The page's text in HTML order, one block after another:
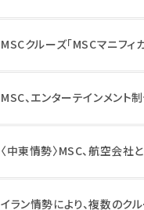
MSCクルーズ「MSCマニフ
MSC、エンターテインメント
〈中東情勢〉MSC、航空会
イラン情勢により、複数のク